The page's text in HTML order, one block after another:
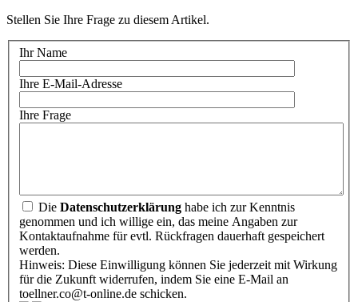
Stellen Sie Ihre Frage zu diesem Artikel.
Ihr Name
Ihre E-Mail-Adresse
Ihre Frage
Die Datenschutzerklärung habe ich zur Kenntnis
genommen und ich willige ein, das meine Angaben zur
Kontaktaufnahme für evtl. Rückfragen dauerhaft gespeichert
werden.
Hinweis: Diese Einwilligung können Sie jederzeit mit Wirkung
für die Zukunft widerrufen, indem Sie eine E-Mail an
toellner.co@t-online.de schicken.